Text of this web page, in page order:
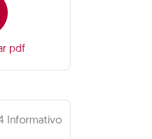
pdf
Informativo